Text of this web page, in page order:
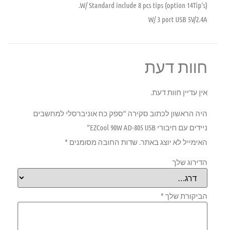
W/ Standard include 8 pcs tips (option 14Tip's).
W/ 3 port USB 5V/2.4A
חוות דעת
אין עדיין חוות דעת.
היה הראשון לכתוב סקירה “ספק כח אוניברסלי למחשבים
ניידים עם חיבורי EZCool 90W AD-805 USB”
האימייל לא יוצג באתר. שדות החובה מסומנים *
הדירוג שלך
הביקורת שלך *